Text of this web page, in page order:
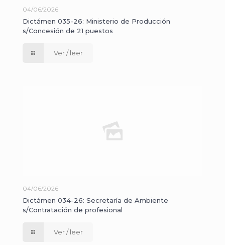
04/06/2026
Dictámen 035-26: Ministerio de Producción
s/Concesión de 21 puestos
Ver / leer
04/06/2026
Dictámen 034-26: Secretaría de Ambiente
s/Contratación de profesional
Ver / leer